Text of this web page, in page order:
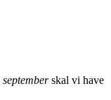
skal vi have